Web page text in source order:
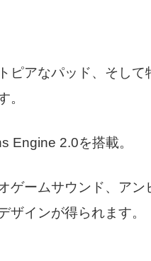
ピアなパッド、そして
。
Engine 2.0を搭載。
ゲームサウンド、ア
ザインが得られます。